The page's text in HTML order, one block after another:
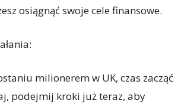
osiągnąć swoje cele finansowe.
milionerem w UK, czas zacząć
podejmij kroki już teraz, aby